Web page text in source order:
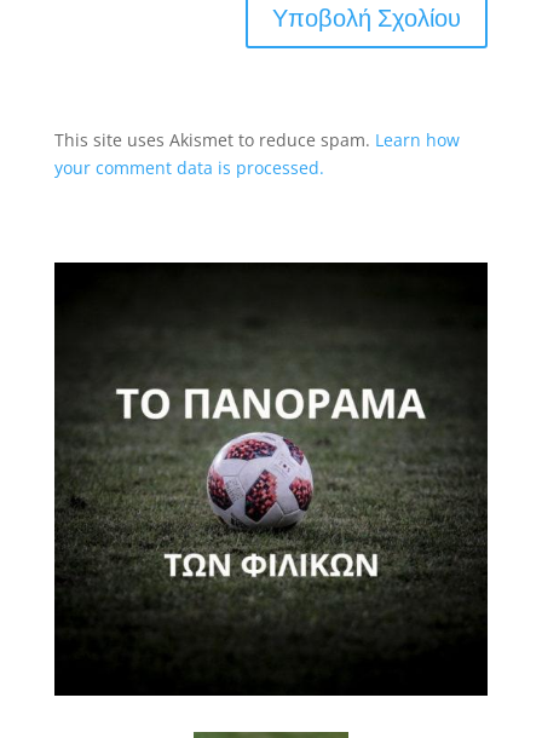
This site uses Akismet to reduce spam. Learn how
your comment data is processed.